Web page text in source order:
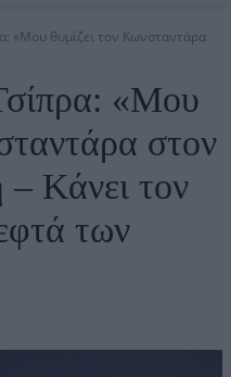
«Μου θυμίζει τον Κωνσταντάρα
«Μου
στον
Κάνει τον
των